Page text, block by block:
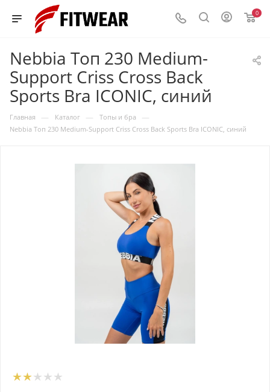
0
Nebbia Топ 230 Medium-
Support Criss Cross Back
Sports Bra ICONIC, синий
Главная — Каталог — Топы и бра —
Nebbia Топ 230 Medium-Support Criss Cross Back Sports Bra ICONIC, синий